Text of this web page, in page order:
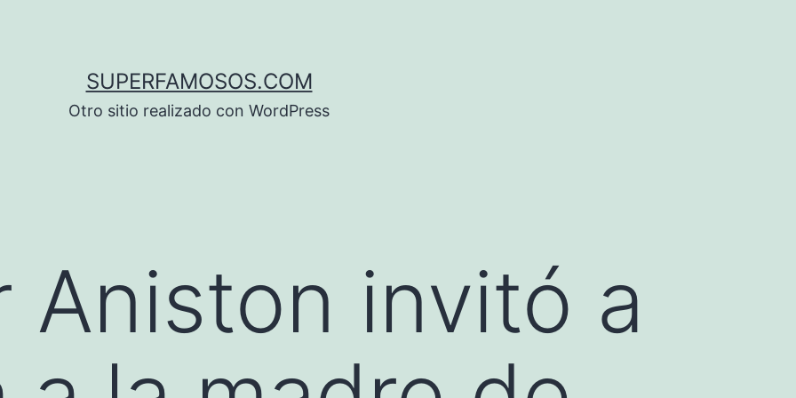
SUPERFAMOSOS.COM
Otro sitio realizado con WordPress
Aniston invitó a